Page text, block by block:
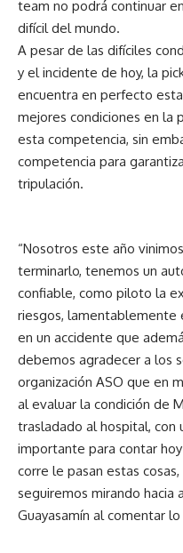
team no podrá continuar
difícil del mundo.
A pesar de las difíciles
y el incidente de hoy, la
encuentra en perfecto
mejores condiciones en la
esta competencia, sin
competencia para
tripulación.
“Nosotros este año
terminarlo, tenemos un
confiable, como piloto la
riesgos, lamentablemente
en un accidente que
debemos agradecer a los
organización ASO que en
al evaluar la condición de
trasladado al hospital, con
importante para contar
corre le pasan estas
seguiremos mirando hacia
Guayasamín al comentar